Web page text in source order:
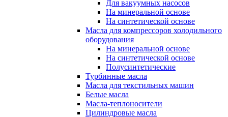
Для вакуумных насосов
На минеральной основе
На синтетической основе
Масла для компрессоров холодильного
оборудования
На минеральной основе
На синтетической основе
Полусинтетические
Турбинные масла
Масла для текстильных машин
Белые масла
Масла-теплоносители
Цилиндровые масла